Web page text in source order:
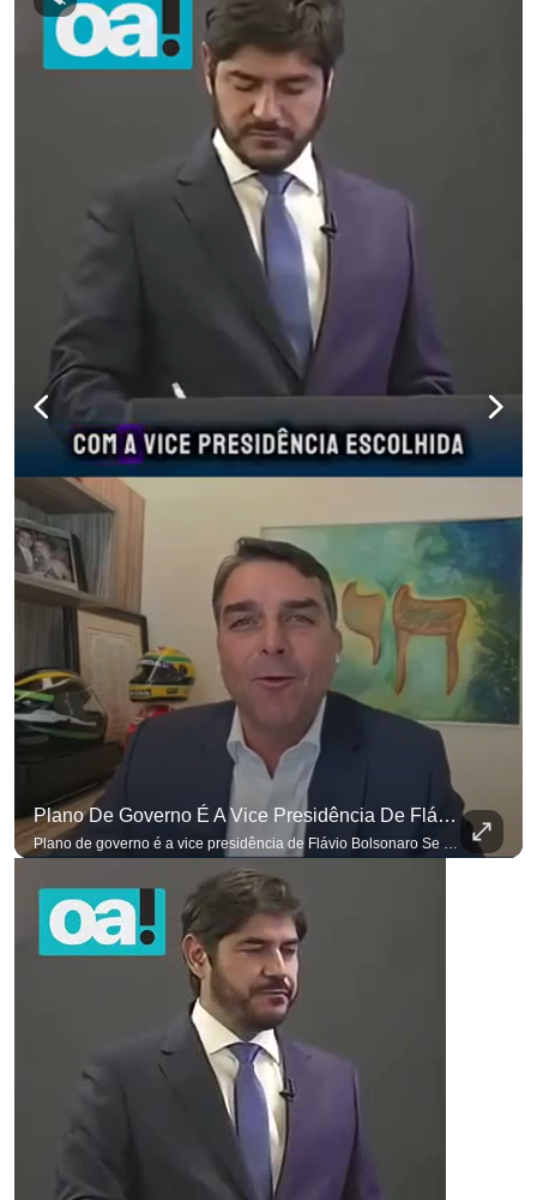
Plano De Governo É A Vice Presidência De Flávio Bolsonaro
Plano de governo é a vice presidência de Flávio Bolsonaro Se você busca informação com credibilidade, inscreva-se agora e ative o